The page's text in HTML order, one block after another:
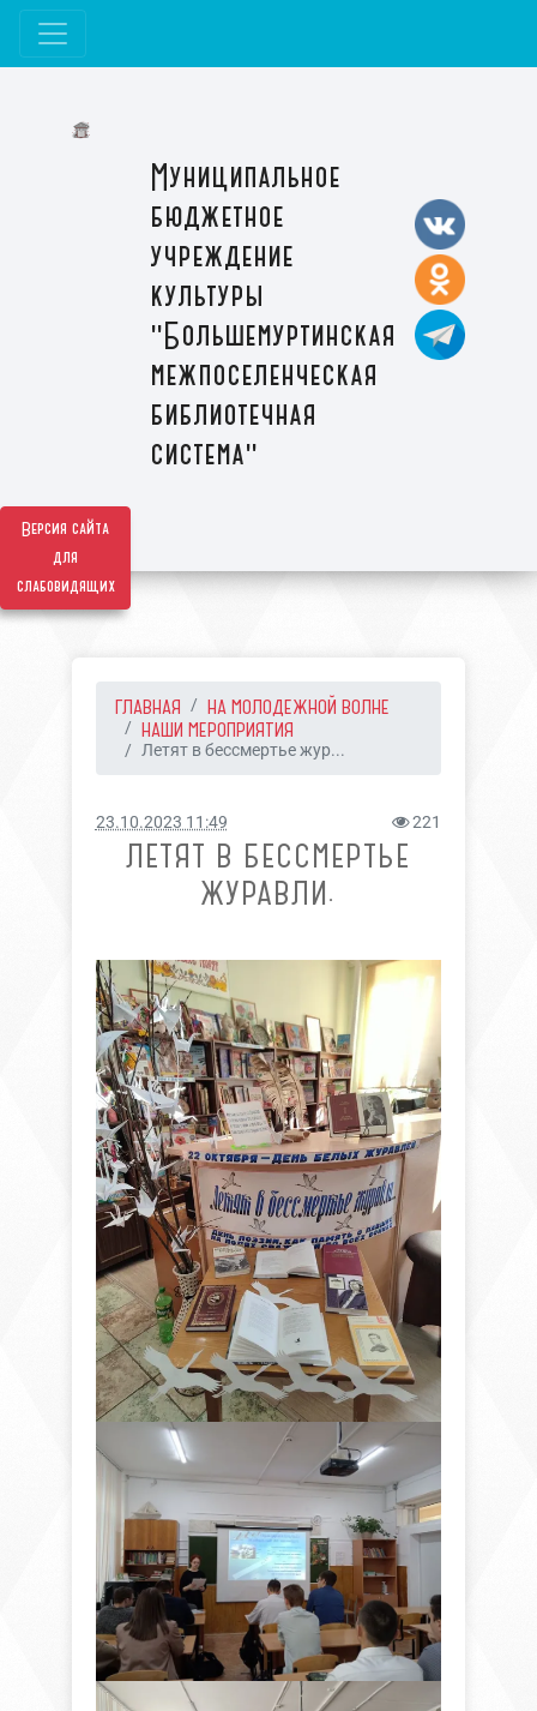
Версия сайта
для
слабовидящих
Муниципальное
бюджетное
учреждение
культуры
"Большемуртинская
межпоселенческая
библиотечная
система"
ГЛАВНАЯ
НА МОЛОДЕЖНОЙ ВОЛНЕ
НАШИ МЕРОПРИЯТИЯ
Летят в бессмертье жур...
23.10.2023 11:49 221
ЛЕТЯТ В БЕССМЕРТЬЕ
ЖУРАВЛИ.